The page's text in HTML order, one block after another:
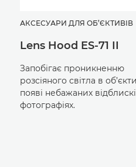
АКСЕСУАРИ ДЛЯ ОБ’ЄКТИВІВ
Lens Hood ES-71 II
Запобігає проникненню
розсіяного світла в
появі небажаних
фотографіях.